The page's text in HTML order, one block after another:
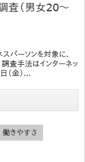
査（男女20～
パーソンを対象に、
査手法はインターネッ
（金）...
働きやすさ